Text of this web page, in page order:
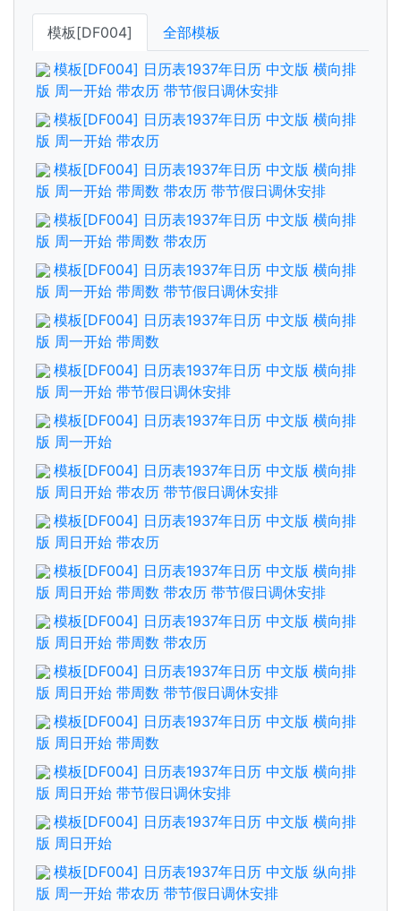
模板[DF004] 全部模板
模板[DF004] 日历表1937年日历 中文版 横向排
版 周一开始 带农历 带节假日调休安排
模板[DF004] 日历表1937年日历 中文版 横向排
版 周一开始 带农历
模板[DF004] 日历表1937年日历 中文版 横向排
版 周一开始 带周数 带农历 带节假日调休安排
模板[DF004] 日历表1937年日历 中文版 横向排
版 周一开始 带周数 带农历
模板[DF004] 日历表1937年日历 中文版 横向排
版 周一开始 带周数 带节假日调休安排
模板[DF004] 日历表1937年日历 中文版 横向排
版 周一开始 带周数
模板[DF004] 日历表1937年日历 中文版 横向排
版 周一开始 带节假日调休安排
模板[DF004] 日历表1937年日历 中文版 横向排
版 周一开始
模板[DF004] 日历表1937年日历 中文版 横向排
版 周日开始 带农历 带节假日调休安排
模板[DF004] 日历表1937年日历 中文版 横向排
版 周日开始 带农历
模板[DF004] 日历表1937年日历 中文版 横向排
版 周日开始 带周数 带农历 带节假日调休安排
模板[DF004] 日历表1937年日历 中文版 横向排
版 周日开始 带周数 带农历
模板[DF004] 日历表1937年日历 中文版 横向排
版 周日开始 带周数 带节假日调休安排
模板[DF004] 日历表1937年日历 中文版 横向排
版 周日开始 带周数
模板[DF004] 日历表1937年日历 中文版 横向排
版 周日开始 带节假日调休安排
模板[DF004] 日历表1937年日历 中文版 横向排
版 周日开始
模板[DF004] 日历表1937年日历 中文版 纵向排
版 周一开始 带农历 带节假日调休安排